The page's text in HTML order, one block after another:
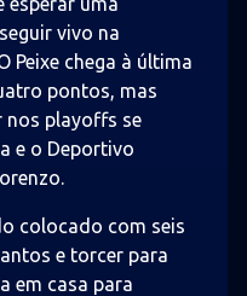
vivo na
Peixe chega à última
pontos, mas
nos playoffs se
e o Deportivo
colocado com seis
e torcer para
em casa para